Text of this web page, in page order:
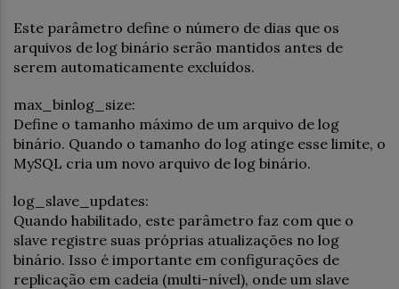
Este parâmetro define o número de dias que os
arquivos de log binário serão mantidos antes de
serem automaticamente excluídos.
max_binlog_size:
Define o tamanho máximo de um arquivo de log
binário. Quando o tamanho do log atinge esse limite, o
MySQL cria um novo arquivo de log binário.
log_slave_updates:
Quando habilitado, este parâmetro faz com que o
slave registre suas próprias atualizações no log
binário. Isso é importante em configurações de
replicação em cadeia (multi-nível), onde um slave